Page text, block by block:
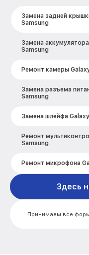
Замена задней
Samsung
Замена
Samsung
Ремонт камеры
Замена разъема
Samsung
Замена шлейфа
Ремонт
Samsung
Ремонт микрофона
Ремонт корпусных
A52 Samsung
Ремонт сим лотка
Принимаем все
Здесь